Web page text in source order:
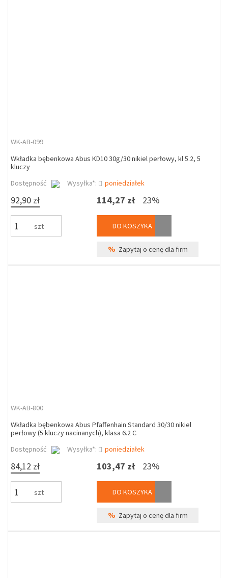
WK-AB-099
Wkładka bębenkowa Abus KD10 30g/30 nikiel perłowy, kl 5.2, 5
kluczy
Dostępność
Wysyłka*: poniedziałek
92,90 zł
szt
114,27 zł 23%
DO KOSZYKA
% Zapytaj o cenę dla firm
WK-AB-800
Wkładka bębenkowa Abus Pfaffenhain Standard 30/30 nikiel
perłowy (5 kluczy nacinanych), klasa 6.2 C
Dostępność
Wysyłka*: poniedziałek
84,12 zł
szt
103,47 zł 23%
DO KOSZYKA
% Zapytaj o cenę dla firm